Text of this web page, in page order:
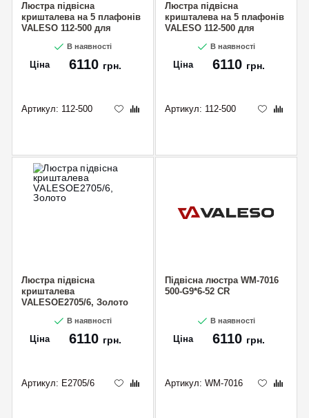
Люстра підвісна
кришталева на 5 плафонів
VALESO 112-500 для
В наявності
Ціна 6110 грн.
Артикул: 112-500
Люстра підвісна
кришталева на 5 плафонів
VALESO 112-500 для
В наявності
Ціна 6110 грн.
Артикул: 112-500
Люстра підвісна
кришталева
VALESOE2705/6, Золото
В наявності
Ціна 6110 грн.
Артикул: E2705/6
Підвісна люстра WM-7016
500-G9*6-52 CR
В наявності
Ціна 6110 грн.
Артикул: WM-7016